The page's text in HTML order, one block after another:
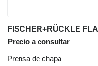
FISCHER+RÜCKLE FLA
Precio a consultar
Prensa de chapa